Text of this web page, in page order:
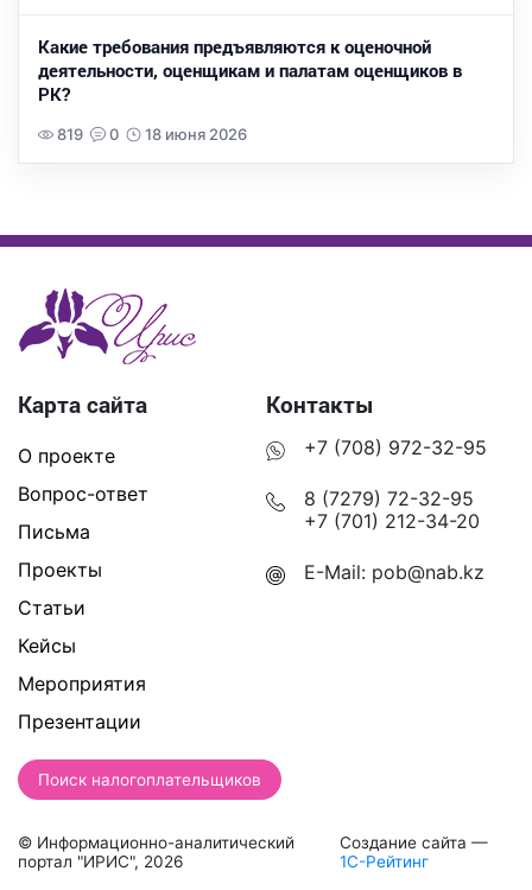
Какие требования предъявляются к оценочной
деятельности, оценщикам и палатам оценщиков в
РК?
819 0 18 июня 2026
Карта сайта
О проекте
Вопрос-ответ
Письма
Проекты
Статьи
Кейсы
Мероприятия
Презентации
Контакты
+7 (708) 972-32-95
8 (7279) 72-32-95
+7 (701) 212-34-20
E-Mail: pob@nab.kz
Поиск налогоплательщиков
© Информационно-аналитический
портал "ИРИС", 2026
Создание сайта —
1С-Рейтинг